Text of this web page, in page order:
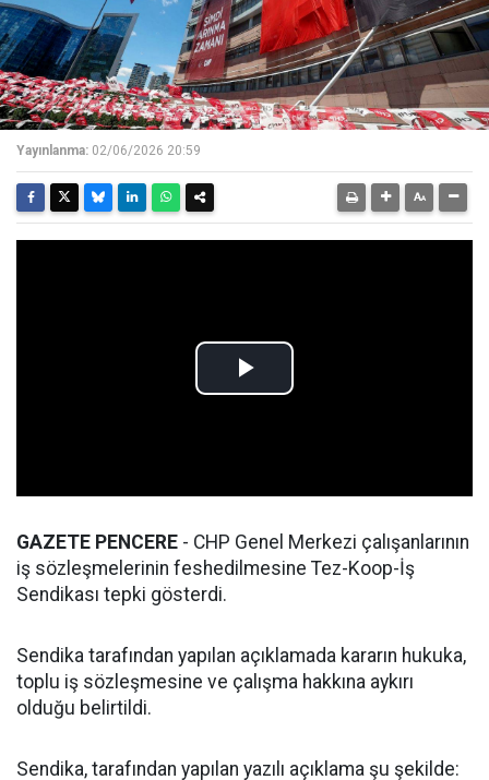
Yayınlanma: 02/06/2026 20:59
GAZETE PENCERE - CHP Genel Merkezi çalışanlarının
iş sözleşmelerinin feshedilmesine Tez-Koop-İş
Sendikası tepki gösterdi.
Sendika tarafından yapılan açıklamada kararın hukuka,
toplu iş sözleşmesine ve çalışma hakkına aykırı
olduğu belirtildi.
Sendika, tarafından yapılan yazılı açıklama şu şekilde: